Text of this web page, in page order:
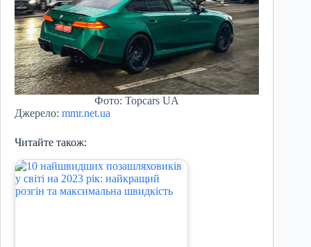
Фото: Topcars UA
Джерело: mmr.net.ua
Читайте також: